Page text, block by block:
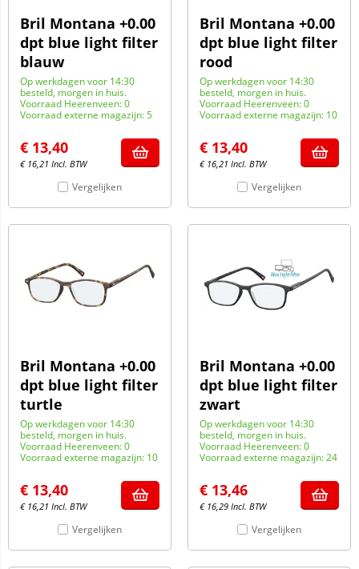
Bril Montana +0.00
dpt blue light filter
blauw
Op werkdagen voor 14:30
besteld, morgen in huis.
Voorraad Heerenveen: 0
Voorraad externe magazijn: 5
€ 13,40
€ 16,21 Incl. BTW
Vergelijken
Bril Montana +0.00
dpt blue light filter
rood
Op werkdagen voor 14:30
besteld, morgen in huis.
Voorraad Heerenveen: 0
Voorraad externe magazijn: 10
€ 13,40
€ 16,21 Incl. BTW
Vergelijken
Bril Montana +0.00
dpt blue light filter
turtle
Op werkdagen voor 14:30
besteld, morgen in huis.
Voorraad Heerenveen: 0
Voorraad externe magazijn: 10
€ 13,40
€ 16,21 Incl. BTW
Vergelijken
Bril Montana +0.00
dpt blue light filter
zwart
Op werkdagen voor 14:30
besteld, morgen in huis.
Voorraad Heerenveen: 0
Voorraad externe magazijn: 24
€ 13,46
€ 16,29 Incl. BTW
Vergelijken